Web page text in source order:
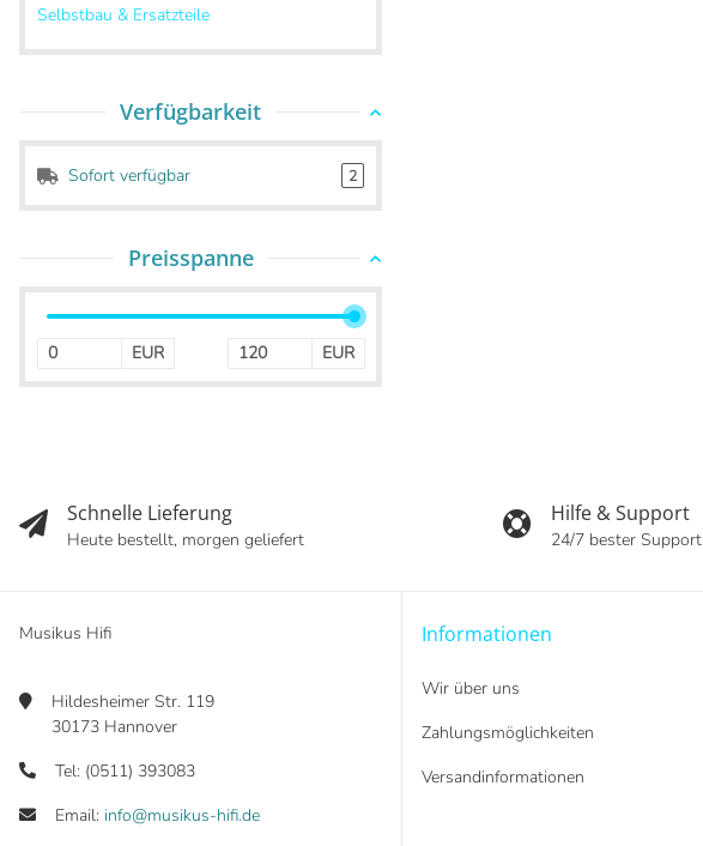
Selbstbau & Ersatzteile
Verfügbarkeit
Sofort verfügbar 2
Preisspanne
EUR EUR
Schnelle Lieferung
Heute bestellt, morgen geliefert
Hilfe & Support
24/7 bester Support
Musikus Hifi
Hildesheimer Str. 119
30173 Hannover
Tel: (0511) 393083
Email: info@musikus-hifi.de
Informationen
Wir über uns
Zahlungsmöglichkeiten
Versandinformationen